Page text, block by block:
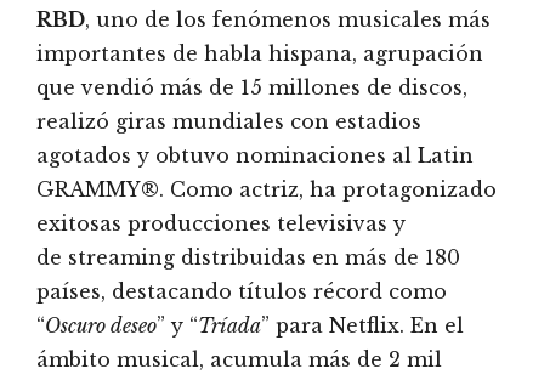
RBD, uno de los fenómenos musicales más
importantes de habla hispana, agrupación
que vendió más de 15 millones de discos,
realizó giras mundiales con estadios
agotados y obtuvo nominaciones al Latin
GRAMMY®. Como actriz, ha protagonizado
exitosas producciones televisivas y
de streaming distribuidas en más de 180
países, destacando títulos récord como
“Oscuro deseo” y “Tríada” para Netflix. En el
ámbito musical, acumula más de 2 mil